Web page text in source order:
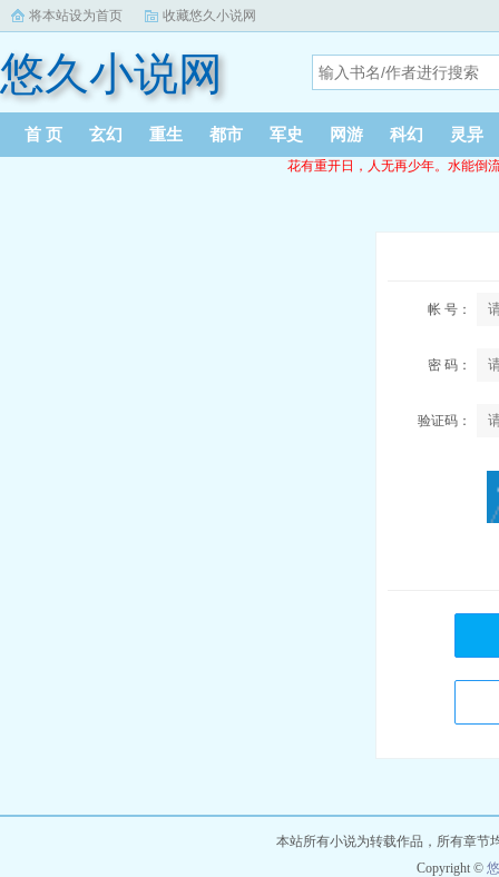
将本站设为首页 收藏悠久小说网
悠久小说网
首 页 玄幻 重生 都市 军史 网游 科幻 灵异
花有重开日，人无再少年。水能倒
帐 号：
密 码：
验证码：
本站所有小说为转载作品，所有章节
Copyright ©